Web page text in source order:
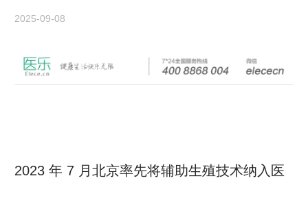
2025-09-08
2023 年 7 月北京率先将辅助生殖技术纳入医